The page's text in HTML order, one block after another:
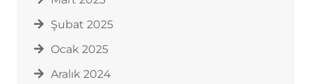
Şubat 2025
Ocak 2025
Aralık 2024